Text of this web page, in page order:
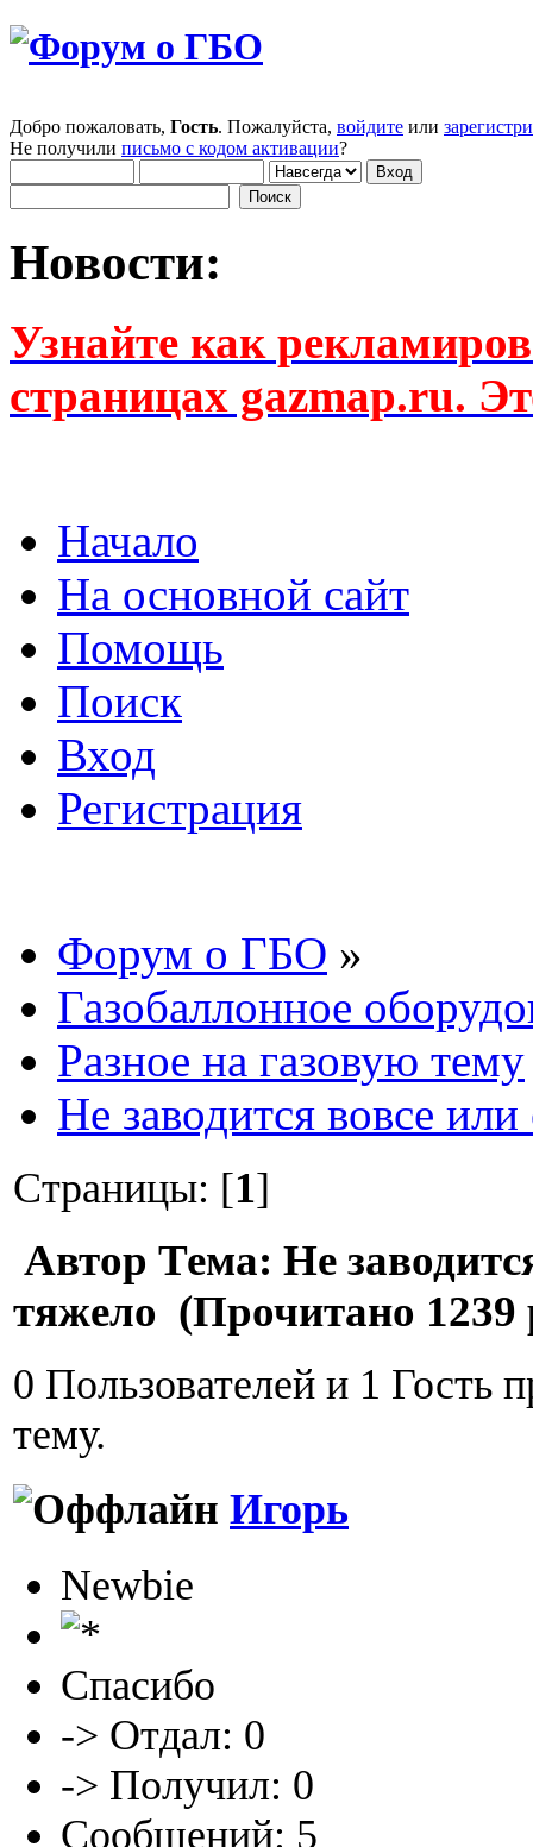
Добро пожаловать, Гость. Пожалуйста, войдите или
Не получили письмо с кодом активации?
Новости:
Узнайте как
страницах gazmap.ru.
Начало
На основной сайт
Помощь
Поиск
Вход
Регистрация
Форум о ГБО »
Газобаллонное
Разное на газовую тему
Не заводится вовсе
Страницы: [1]
Автор Тема: Не
тяжело (Прочитано 1239
0 Пользователей и 1 Гость
тему.
Игорь
Newbie
Спасибо
-> Отдал: 0
-> Получил: 0
Сообщений: 5